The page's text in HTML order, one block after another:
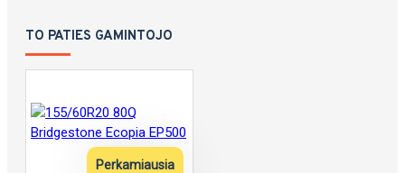
TO PATIES GAMINTOJO
Perkamiausia